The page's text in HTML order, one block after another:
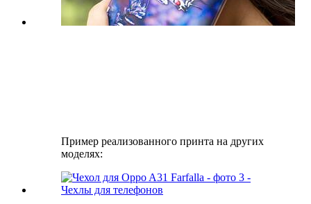
Пример реализованного принта на других
моделях: